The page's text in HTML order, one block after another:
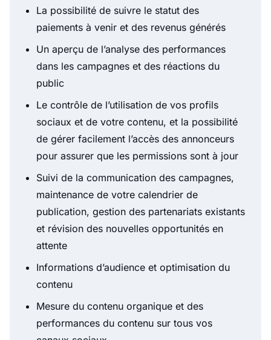
La possibilité de suivre le statut des
paiements à venir et des revenus générés
Un aperçu de l’analyse des performances
dans les campagnes et des réactions du
public
Le contrôle de l’utilisation de vos profils
sociaux et de votre contenu, et la possibilité
de gérer facilement l’accès des annonceurs
pour assurer que les permissions sont à jour
Suivi de la communication des campagnes,
maintenance de votre calendrier de
publication, gestion des partenariats existants
et révision des nouvelles opportunités en
attente
Informations d’audience et optimisation du
contenu
Mesure du contenu organique et des
performances du contenu sur tous vos